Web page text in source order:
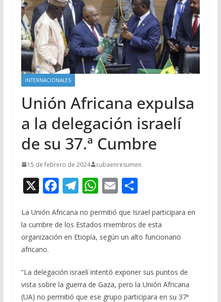
INTERNACIONALES
Unión Africana expulsa
a la delegación israelí
de su 37.ª Cumbre
15 de febrero de 2024 cubaenresumen
X F
e
b
o
k
T
e
gr
a
m
W
at
s
A
p
p
E
ai
l
C
m
p
r
La Unión Africana no permitió que Israel participara en
la cumbre de los Estados miembros de esta
organización en Etiopía, según un alto funcionario
africano.
“La delegación israelí intentó exponer sus puntos de
vista sobre la guerra de Gaza, pero la Unión Africana
(UA) no permitió que ese grupo participara en su 37ª